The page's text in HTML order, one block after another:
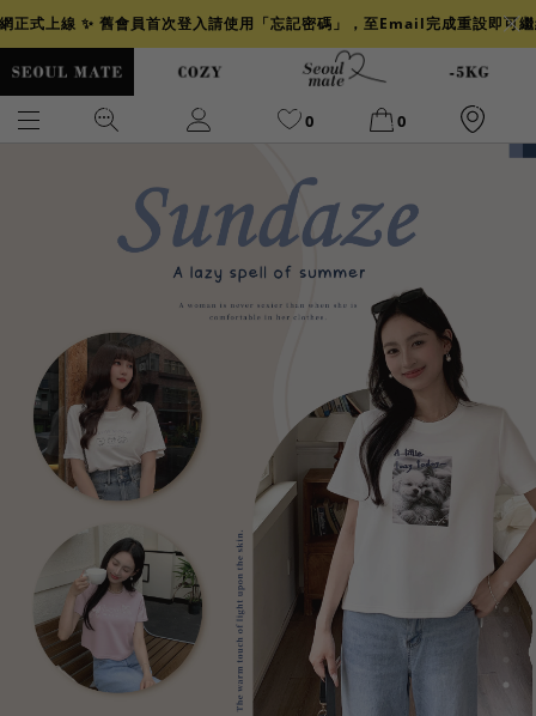
正式上線 ✨ 舊會員首次登入請使用「忘記密碼」，至Email完成重設即可
0 0
背心
透膚 小香 牛仔
襯衫 褲裙 冰感
涼感